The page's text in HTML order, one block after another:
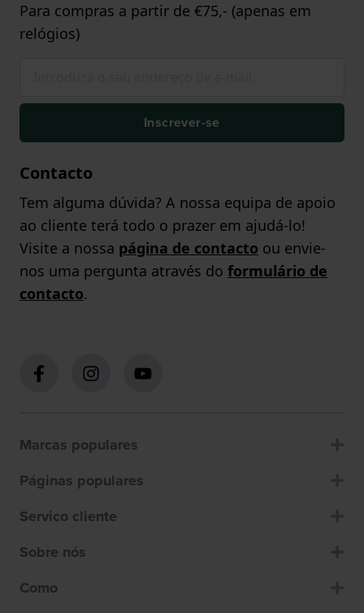
Para compras a partir de €75,- (apenas em
relógios)
Inscrever-se
Contacto
Tem alguma dúvida? A nossa equipa de apoio
ao cliente terá todo o prazer em ajudá-lo!
Visite a nossa página de contacto ou envie-
nos uma pergunta através do formulário de
contacto.
Marcas populares
Páginas populares
Servico cliente
Sobre nós
Como